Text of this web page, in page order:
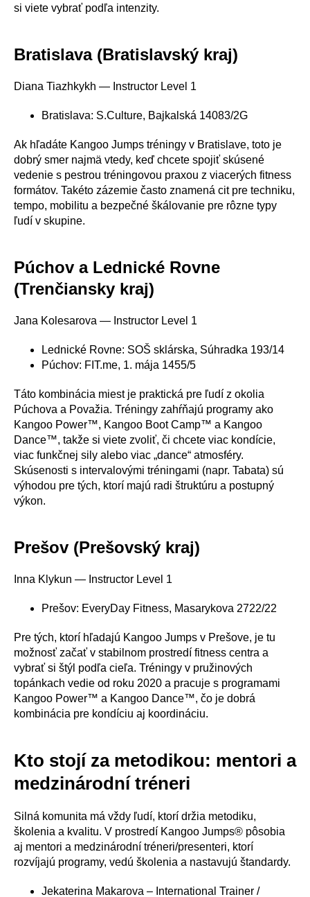
si viete vybrať podľa intenzity.
Bratislava (Bratislavský kraj)
Diana Tiazhkykh — Instructor Level 1
Bratislava: S.Culture, Bajkalská 14083/2G
Ak hľadáte Kangoo Jumps tréningy v Bratislave, toto je
dobrý smer najmä vtedy, keď chcete spojiť skúsené
vedenie s pestrou tréningovou praxou z viacerých fitness
formátov. Takéto zázemie často znamená cit pre techniku,
tempo, mobilitu a bezpečné škálovanie pre rôzne typy
ľudí v skupine.
Púchov a Lednické Rovne
(Trenčiansky kraj)
Jana Kolesarova — Instructor Level 1
Lednické Rovne: SOŠ sklárska, Súhradka 193/14
Púchov: FIT.me, 1. mája 1455/5
Táto kombinácia miest je praktická pre ľudí z okolia
Púchova a Považia. Tréningy zahŕňajú programy ako
Kangoo Power™, Kangoo Boot Camp™ a Kangoo
Dance™, takže si viete zvoliť, či chcete viac kondície,
viac funkčnej sily alebo viac „dance“ atmosféry.
Skúsenosti s intervalovými tréningami (napr. Tabata) sú
výhodou pre tých, ktorí majú radi štruktúru a postupný
výkon.
Prešov (Prešovský kraj)
Inna Klykun — Instructor Level 1
Prešov: EveryDay Fitness, Masarykova 2722/22
Pre tých, ktorí hľadajú Kangoo Jumps v Prešove, je tu
možnosť začať v stabilnom prostredí fitness centra a
vybrať si štýl podľa cieľa. Tréningy v pružinových
topánkach vedie od roku 2020 a pracuje s programami
Kangoo Power™ a Kangoo Dance™, čo je dobrá
kombinácia pre kondíciu aj koordináciu.
Kto stojí za metodikou: mentori a
medzinárodní tréneri
Silná komunita má vždy ľudí, ktorí držia metodiku,
školenia a kvalitu. V prostredí Kangoo Jumps® pôsobia
aj mentori a medzinárodní tréneri/presenteri, ktorí
rozvíjajú programy, vedú školenia a nastavujú štandardy.
Jekaterina Makarova – International Trainer /